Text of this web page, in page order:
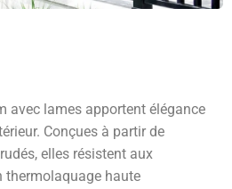
avec lames apportent élégance
Conçues à partir de
elles résistent aux
thermolaquage haute